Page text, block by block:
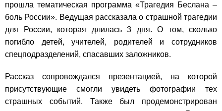
прошла тематическая программа «Трагедия Беслана –
боль России». Ведущая рассказала о страшной трагедии
для России, которая длилась 3 дня. О том, сколько
погибло детей, учителей, родителей и сотрудников
спецподразделений, спасавших заложников.
Рассказ сопровождался презентацией, на которой
присутствующие смогли увидеть фотографии тех
страшных событий. Также был продемонстрирован